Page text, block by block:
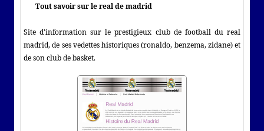
Tout savoir sur le real de madrid
Site d'information sur le prestigieux club de football du real
madrid, de ses vedettes historiques (ronaldo, benzema, zidane) et
de son club de basket.